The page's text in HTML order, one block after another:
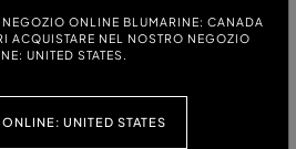
NEGOZIO ONLINE BLUMARINE: CANADA
ACQUISTARE NEL NOSTRO NEGOZIO
UNITED STATES.
UNITED STATES